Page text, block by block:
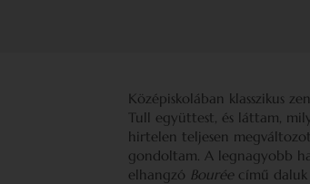
Középiskolában klasszikus
Tull együttest, és láttam,
hirtelen teljesen
gondoltam. A legnagyobb
elhangzó Bouréecímű daluk